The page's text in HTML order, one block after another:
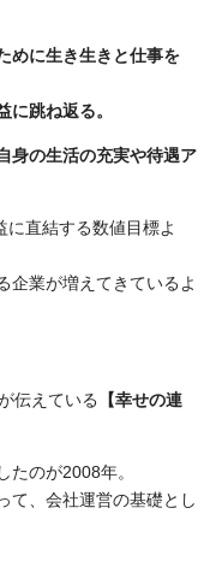
めに生き生きと仕事を
跳ね返る。
身の生活の充実や待遇ア
に直結する数値目標よ
企業が増えてきているよ
伝えている
【幸せの連
たのが2008年。
て、会社運営の基礎とし